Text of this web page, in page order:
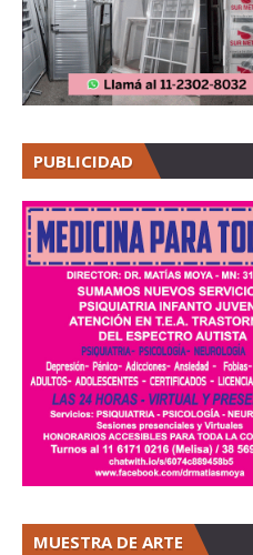
PUBLICIDAD
MUESTRA DE ARTE